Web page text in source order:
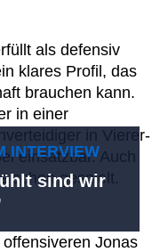
als defensiv
klares Profil, das
brauchen kann.
in einer
in Vierer-
einsatzbar. Auch
schon gespielt.
INTERVIEW
sind wir
Jonas